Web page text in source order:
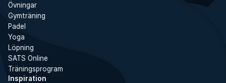
Övningar
Gymträning
Padel
Yoga
Löpning
SATS Online
Träningsprogram
Inspiration